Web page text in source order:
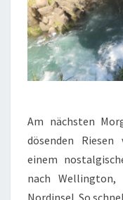
Am nächsten
dösenden
einem
nach